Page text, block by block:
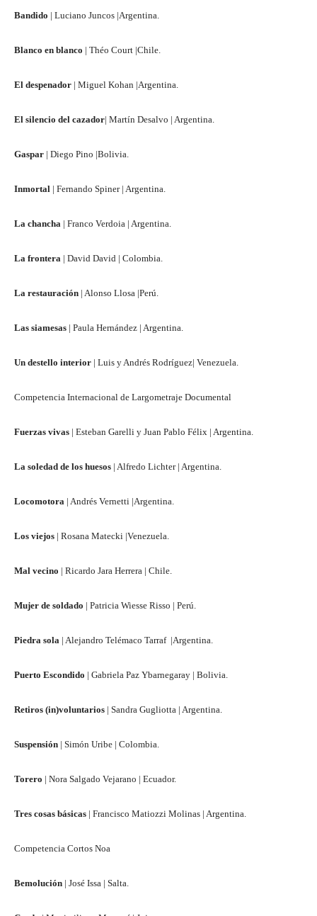
Bandido | Luciano Juncos |Argentina.
Blanco en blanco | Théo Court |Chile.
El despenador | Miguel Kohan |Argentina.
El silencio del cazador| Martín Desalvo | Argentina.
Gaspar | Diego Pino |Bolivia.
Inmortal | Fernando Spiner | Argentina.
La chancha | Franco Verdoia | Argentina.
La frontera | David David | Colombia.
La restauración | Alonso Llosa |Perú.
Las siamesas | Paula Hernández | Argentina.
Un destello interior | Luis y Andrés Rodríguez| Venezuela.
Competencia Internacional de Largometraje Documental
Fuerzas vivas | Esteban Garelli y Juan Pablo Félix | Argentina.
La soledad de los huesos | Alfredo Lichter | Argentina.
Locomotora | Andrés Vernetti |Argentina.
Los viejos | Rosana Matecki |Venezuela.
Mal vecino | Ricardo Jara Herrera | Chile.
Mujer de soldado | Patricia Wiesse Risso | Perú.
Piedra sola | Alejandro Telémaco Tarraf |Argentina.
Puerto Escondido | Gabriela Paz Ybarnegaray | Bolivia.
Retiros (in)voluntarios | Sandra Gugliotta | Argentina.
Suspensión | Simón Uribe | Colombia.
Torero | Nora Salgado Vejarano | Ecuador.
Tres cosas básicas | Francisco Matiozzi Molinas | Argentina.
Competencia Cortos Noa
Bemolución | José Issa | Salta.